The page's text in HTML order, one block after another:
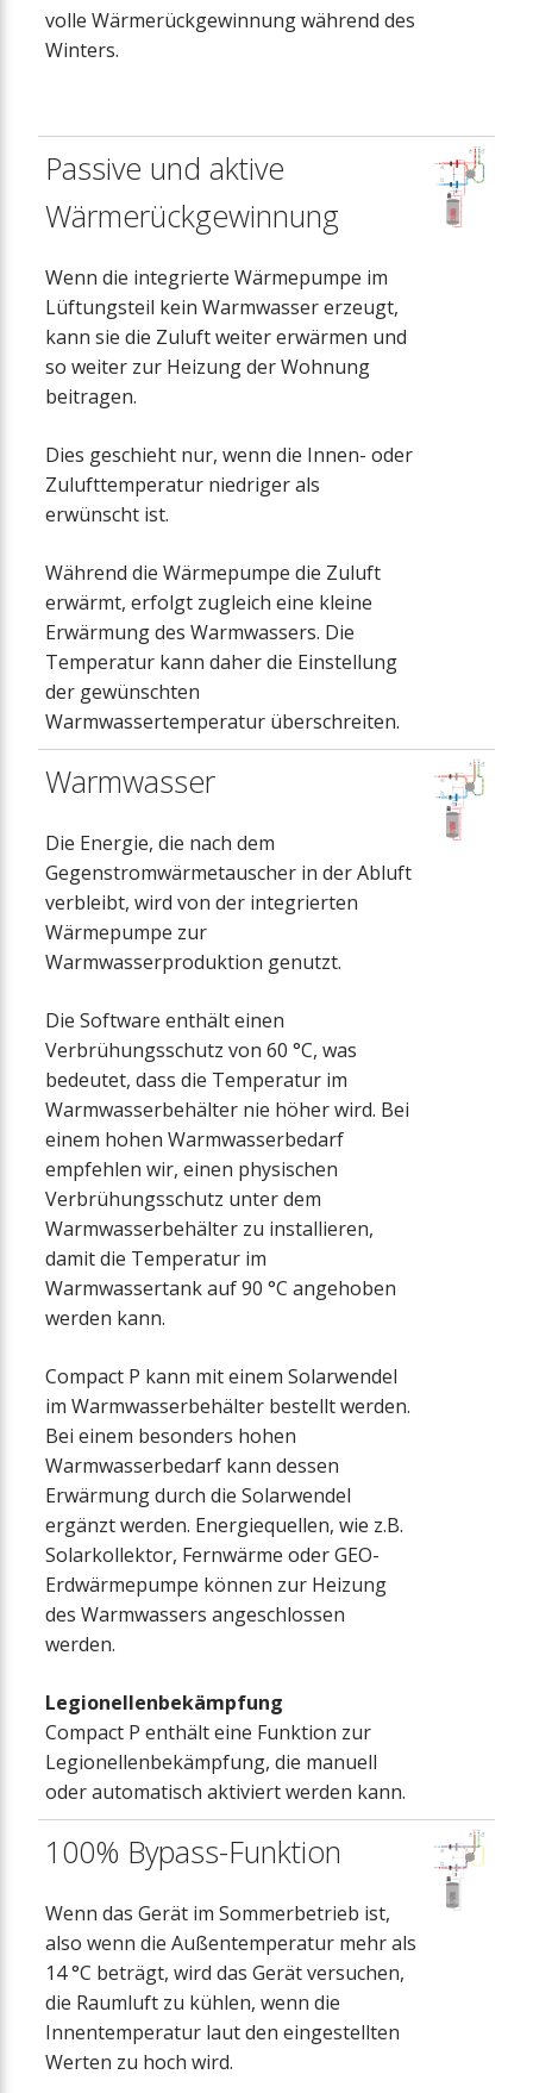
volle Wärmerückgewinnung während des
Winters.
Passive und aktive
Wärmerückgewinnung
Wenn die integrierte Wärmepumpe im
Lüftungsteil kein Warmwasser erzeugt,
kann sie die Zuluft weiter erwärmen und
so weiter zur Heizung der Wohnung
beitragen.
Dies geschieht nur, wenn die Innen- oder
Zulufttemperatur niedriger als
erwünscht ist.
Während die Wärmepumpe die Zuluft
erwärmt, erfolgt zugleich eine kleine
Erwärmung des Warmwassers. Die
Temperatur kann daher die Einstellung
der gewünschten
Warmwassertemperatur überschreiten.
Warmwasser
Die Energie, die nach dem
Gegenstromwärmetauscher in der Abluft
verbleibt, wird von der integrierten
Wärmepumpe zur
Warmwasserproduktion genutzt.
Die Software enthält einen
Verbrühungsschutz von 60 °C, was
bedeutet, dass die Temperatur im
Warmwasserbehälter nie höher wird. Bei
einem hohen Warmwasserbedarf
empfehlen wir, einen physischen
Verbrühungsschutz unter dem
Warmwasserbehälter zu installieren,
damit die Temperatur im
Warmwassertank auf 90 °C angehoben
werden kann.
Compact P kann mit einem Solarwendel
im Warmwasserbehälter bestellt werden.
Bei einem besonders hohen
Warmwasserbedarf kann dessen
Erwärmung durch die Solarwendel
ergänzt werden. Energiequellen, wie z.B.
Solarkollektor, Fernwärme oder GEO-
Erdwärmepumpe können zur Heizung
des Warmwassers angeschlossen
werden.
Legionellenbekämpfung
Compact P enthält eine Funktion zur
Legionellenbekämpfung, die manuell
oder automatisch aktiviert werden kann.
100% Bypass-Funktion
Wenn das Gerät im Sommerbetrieb ist,
also wenn die Außentemperatur mehr als
14 °C beträgt, wird das Gerät versuchen,
die Raumluft zu kühlen, wenn die
Innentemperatur laut den eingestellten
Werten zu hoch wird.